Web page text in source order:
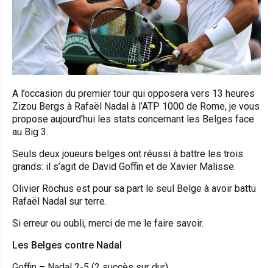
A l’occasion du premier tour qui opposera vers 13 heures
Zizou Bergs à Rafaël Nadal à l’ATP 1000 de Rome, je vous
propose aujourd’hui les stats concernant les Belges face
au Big 3.
Seuls deux joueurs belges ont réussi à battre les trois
grands: il s’agit de David Goffin et de Xavier Malisse.
Olivier Rochus est pour sa part le seul Belge à avoir battu
Rafaël Nadal sur terre.
Si erreur ou oubli, merci de me le faire savoir.
Les Belges contre Nadal